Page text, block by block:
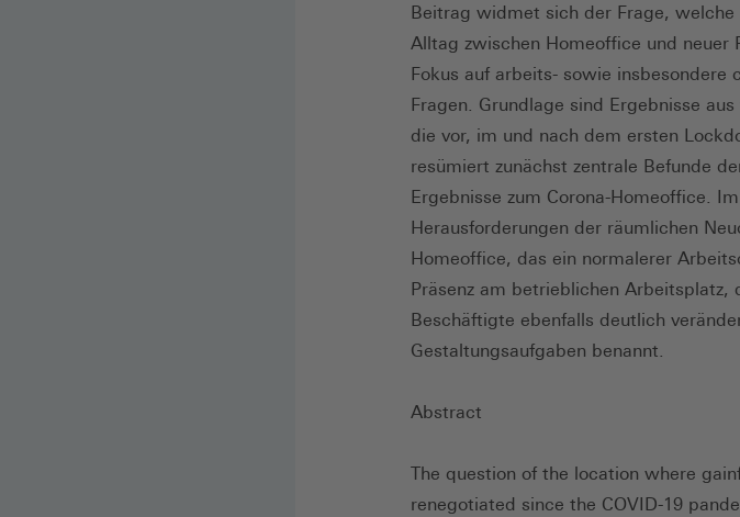
Beitrag widmet sich der Frage,
Alltag zwischen Homeoffice und neuer
Fokus auf arbeits- sowie insbesondere
Fragen. Grundlage sind Ergebnisse
die vor, im und nach dem ersten
resümiert zunächst zentrale Befunde
Ergebnisse zum Corona-Homeoffice.
Herausforderungen der räumlichen
Homeoffice, das ein normalerer
Präsenz am betrieblichen Arbeitsplatz,
Beschäftigte ebenfalls deutlich
Gestaltungsaufgaben benannt.
Abstract
The question of the location where
renegotiated since the COVID-19